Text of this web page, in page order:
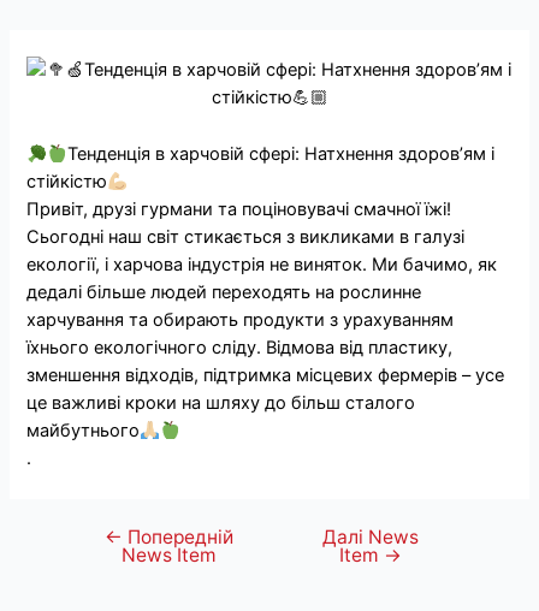
вмісту
Тенденція в харчовій сфері: Натхнення здоровʼям і
стійкістю
Привіт, друзі гурмани та поціновувачі смачної їжі!
Сьогодні наш світ стикається з викликами в галузі
екології, і харчова індустрія не виняток. Ми бачимо, як
дедалі більше людей переходять на рослинне
харчування та обирають продукти з урахуванням
їхнього екологічного сліду. Відмова від пластику,
зменшення відходів, підтримка місцевих фермерів – усе
це важливі кроки на шляху до більш сталого
майбутнього
.
Навігація
записів
← Попередній
News Item
Далі News
Item →